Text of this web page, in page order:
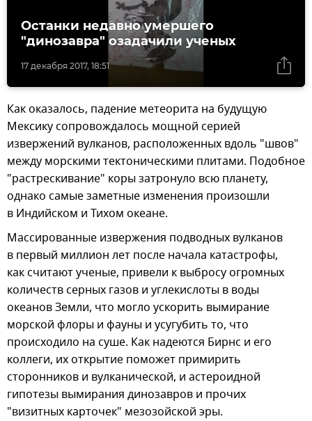
17 декабря 2017, 18:51
Останки недавно умершего
"динозавра" озадачили ученых
Как оказалось, падение метеорита на будущую
Мексику сопровождалось мощной серией
извержений вулканов, расположенных вдоль "швов"
между морскими тектоническими плитами. Подобное
"растрескивание" коры затронуло всю планету,
однако самые заметные изменения произошли
в Индийском и Тихом океане.
Массированные извержения подводных вулканов
в первый миллион лет после начала катастрофы,
как считают ученые, привели к выбросу огромных
количеств серных газов и углекислоты в воды
океанов Земли, что могло ускорить вымирание
морской флоры и фауны и усугубить то, что
происходило на суше. Как надеются Бирнс и его
коллеги, их открытие поможет примирить
сторонников и вулканической, и астероидной
гипотезы вымирания динозавров и прочих
"визитных карточек" мезозойской эры.